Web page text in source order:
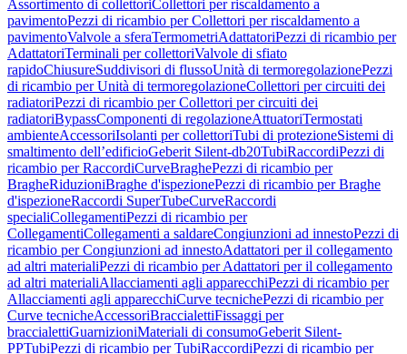
Assortimento di collettoriCollettori per riscaldamento a
pavimentoPezzi di ricambio per Collettori per riscaldamento a
pavimentoValvole a sferaTermometriAdattatoriPezzi di ricambio per
AdattatoriTerminali per collettoriValvole di sfiato
rapidoChiusureSuddivisori di flussoUnità di termoregolazionePezzi
di ricambio per Unità di termoregolazioneCollettori per circuiti dei
radiatoriPezzi di ricambio per Collettori per circuiti dei
radiatoriBypassComponenti di regolazioneAttuatoriTermostati
ambienteAccessoriIsolanti per collettoriTubi di protezioneSistemi di
smaltimento dell’edificioGeberit Silent-db20TubiRaccordiPezzi di
ricambio per RaccordiCurveBraghePezzi di ricambio per
BragheRiduzioniBraghe d'ispezionePezzi di ricambio per Braghe
d'ispezioneRaccordi SuperTubeCurveRaccordi
specialiCollegamentiPezzi di ricambio per
CollegamentiCollegamenti a saldareCongiunzioni ad innestoPezzi di
ricambio per Congiunzioni ad innestoAdattatori per il collegamento
ad altri materialiPezzi di ricambio per Adattatori per il collegamento
ad altri materialiAllacciamenti agli apparecchiPezzi di ricambio per
Allacciamenti agli apparecchiCurve tecnichePezzi di ricambio per
Curve tecnicheAccessoriBraccialettiFissaggi per
braccialettiGuarnizioniMateriali di consumoGeberit Silent-
PPTubiPezzi di ricambio per TubiRaccordiPezzi di ricambio per